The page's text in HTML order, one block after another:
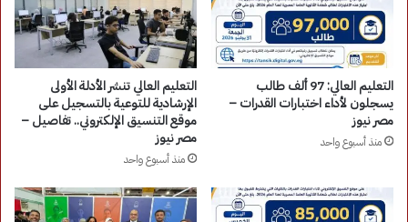
التعليم العالي: 97 ألف طالب
يسجلون لأداء اختبارات القدرات –
مصر نيوز
منذ أسبوع واحد
التعليم العالي تنشر الأدلة الأولى
الإرشادية للتوعية بالتسجيل على
موقع التنسيق الإلكتروني.. تفاصيل –
مصر نيوز
منذ أسبوع واحد